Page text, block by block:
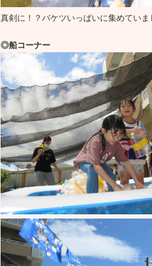
真剣に！？バケツいっぱいに集めていま
◎船コーナー